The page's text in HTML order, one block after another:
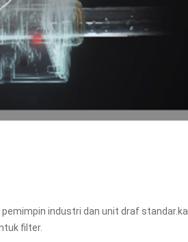
industri dan unit draf
filter.